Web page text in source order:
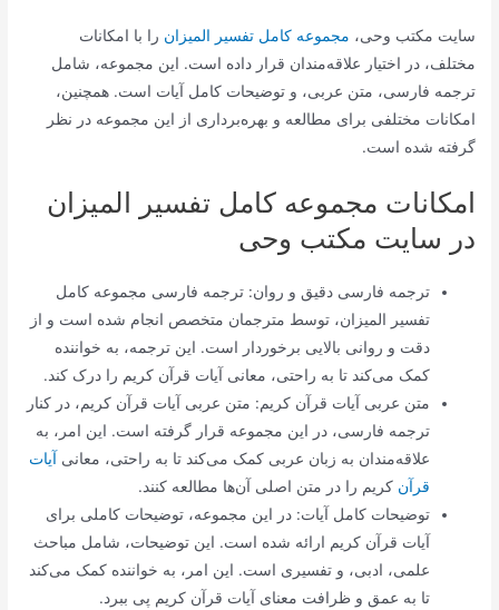
سایت مکتب وحی، مجموعه کامل تفسیر المیزان را با امکانات
مختلف، در اختیار علاقه‌مندان قرار داده است. این مجموعه، شامل
ترجمه فارسی، متن عربی، و توضیحات کامل آیات است. همچنین،
امکانات مختلفی برای مطالعه و بهره‌برداری از این مجموعه در نظر
گرفته شده است.
امکانات مجموعه کامل تفسیر المیزان
در سایت مکتب وحی
ترجمه فارسی دقیق و روان: ترجمه فارسی مجموعه کامل
تفسیر المیزان، توسط مترجمان متخصص انجام شده است و از
دقت و روانی بالایی برخوردار است. این ترجمه، به خواننده
کمک می‌کند تا به راحتی، معانی آیات قرآن کریم را درک کند.
متن عربی آیات قرآن کریم: متن عربی آیات قرآن کریم، در کنار
ترجمه فارسی، در این مجموعه قرار گرفته است. این امر، به
علاقه‌مندان به زبان عربی کمک می‌کند تا به راحتی، معانی آیات
قرآن کریم را در متن اصلی آن‌ها مطالعه کنند.
توضیحات کامل آیات: در این مجموعه، توضیحات کاملی برای
آیات قرآن کریم ارائه شده است. این توضیحات، شامل مباحث
علمی، ادبی، و تفسیری است. این امر، به خواننده کمک می‌کند
تا به عمق و ظرافت معنای آیات قرآن کریم پی ببرد.